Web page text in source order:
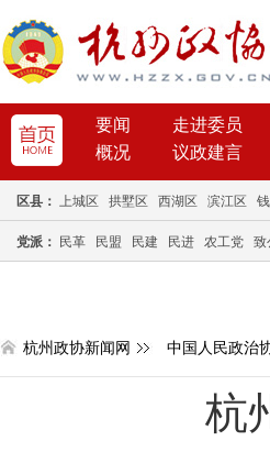
要闻 走进委员
概况
议政建言
区县： 上城区 拱墅区 西湖区 滨江区
党派： 民革 民盟 民建 民进 农工党 致
杭州政协新闻网 中国人民政治
杭